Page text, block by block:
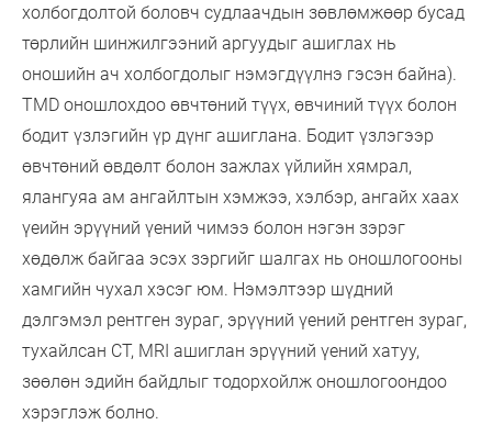
холбогдолтой боловч судлаачдын зөвлөмжөөр бусад
төрлийн шинжилгээний аргуудыг ашиглах нь
оношийн ач холбогдолыг нэмэгдүүлнэ гэсэн байна).
TMD оношлохдоо өвчтөний түүх, өвчиний түүх болон
бодит үзлэгийн үр дүнг ашиглана. Бодит үзлэгээр
өвчтөний өвдөлт болон зажлах үйлийн хямрал,
ялангуяа ам ангайлтын хэмжээ, хэлбэр, ангайх хаах
үеийн эрүүний үений чимээ болон нэгэн зэрэг
хөдөлж байгаа эсэх зэргийг шалгах нь оношлогооны
хамгийн чухал хэсэг юм. Нэмэлтээр шүдний
дэлгэмэл рентген зураг, эрүүний үений рентген зураг,
тухайлсан CT, MRI ашиглан эрүүний үений хатуу,
зөөлөн эдийн байдлыг тодорхойлж оношлогоондоо
хэрэглэж болно.